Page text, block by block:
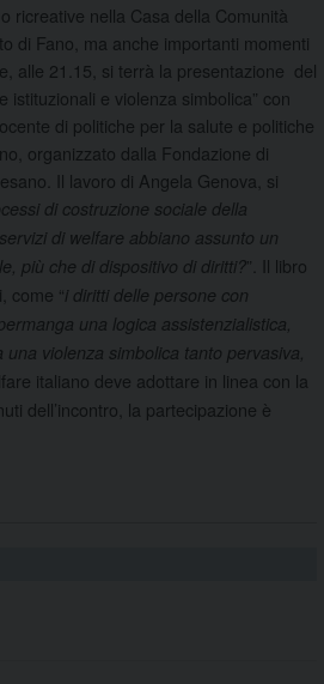
ricreative nella Casa della Comunità
di Fano, ma anche importanti momenti
alle 21.15, si terrà la presentazione del
istituzionali e violenza simbolica” con
di politiche per la salute e politiche
organizzato dalla Fondazione di
Il lavoro di Angela Genova, si
di costruzione sociale della
di welfare abbiano assunto un
più che di dispositivo di diritti?”. Il libro
come “i diritti delle persone con
una logica assistenzialistica,
violenza simbolica tanto pervasiva,
italiano deve adottare in linea con la
dell’incontro, la partecipazione è